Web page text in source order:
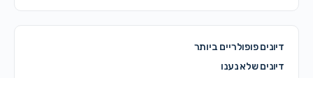
דיונים פופולריים ביותר
דיונים שלא נענו